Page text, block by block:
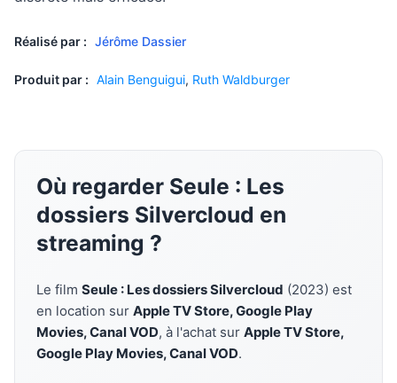
Réalisé par : Jérôme Dassier
Produit par : Alain Benguigui, Ruth Waldburger
Où regarder Seule : Les
dossiers Silvercloud en
streaming ?
Le film Seule : Les dossiers Silvercloud (2023) est
en location sur Apple TV Store, Google Play
Movies, Canal VOD, à l'achat sur Apple TV Store,
Google Play Movies, Canal VOD.